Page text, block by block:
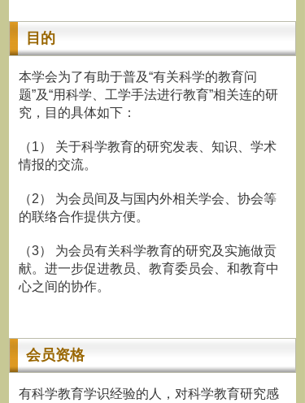
目的
本学会为了有助于普及“有关科学的教育问
题”及“用科学、工学手法进行教育”相关连的研
究，目的具体如下：
（1） 关于科学教育的研究发表、知识、学术
情报的交流。
（2） 为会员间及与国内外相关学会、协会等
的联络合作提供方便。
（3） 为会员有关科学教育的研究及实施做贡
献。进一步促进教员、教育委员会、和教育中
心之间的协作。
会员资格
有科学教育学识经验的人，对科学教育研究感